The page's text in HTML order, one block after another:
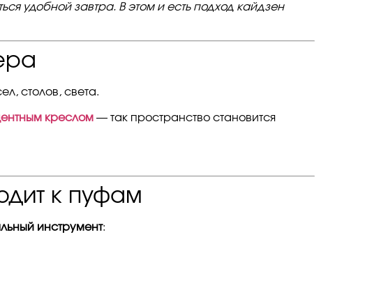
удобной завтра. В этом и есть подход кайдзен
столов, света.
креслом — так пространство становится
к пуфам
инструмент: